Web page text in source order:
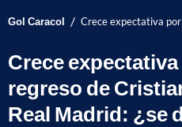
Gol Caracol / Crece expectativa por
Crece
regreso de
Real Madrid: ¿se